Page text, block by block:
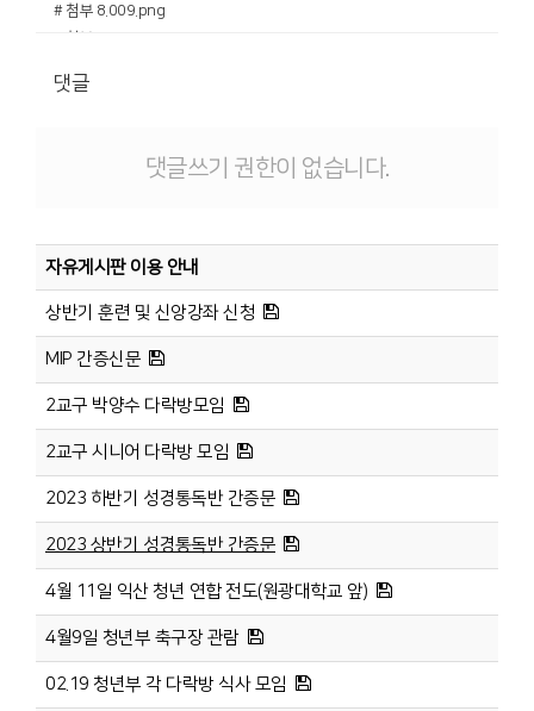
# 첨부 8.009.png
# 첨부 9.010.png
# 첨부 11.012.png
# 첨부 14.015.png
# 첨부 17.018.png
댓글
댓글쓰기 권한이 없습니다.
자유게시판 이용 안내
상반기 훈련 및 신앙강좌 신청
MIP 간증신문
2교구 박양수 다락방모임
2교구 시니어 다락방 모임
2023 하반기 성경통독반 간증문
2023 상반기 성경통독반 간증문
4월 11일 익산 청년 연합 전도(원광대학교 앞)
4월9일 청년부 축구장 관람
02.19 청년부 각 다락방 식사 모임